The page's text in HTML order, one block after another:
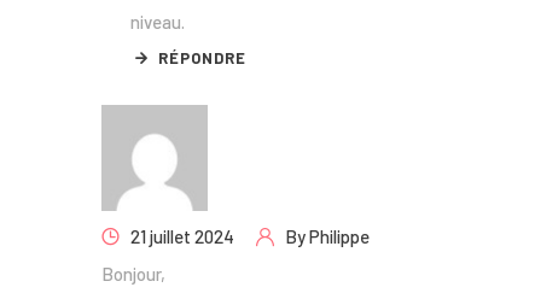
niveau.
RÉPONDRE
21 juillet 2024 ByPhilippe
Bonjour,